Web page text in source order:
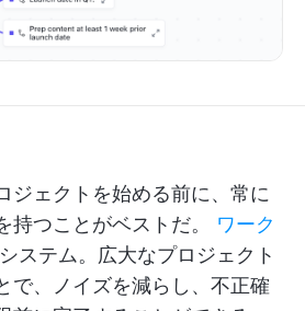
ジェクトを始める前に、常に
持つことがベストだ。 ワーク
ステム。広大なプロジェクト
で、ノイズを減らし、不正確